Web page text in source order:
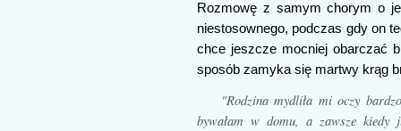
Rozmowę z samym chorym o
niestosownego, podczas gdy on
chce jeszcze mocniej obarczać
sposób zamyka się martwy krąg
"Rodzina mydliła mi oczy
bywałam w domu, a zawsze kiedy